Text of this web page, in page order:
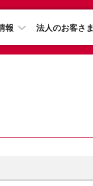
報 法人のお客さま